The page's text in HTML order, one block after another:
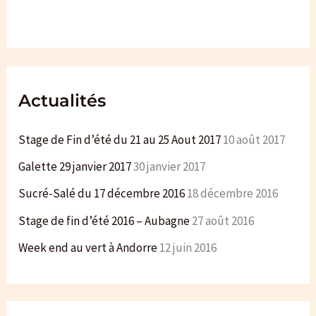
e
:
Actualités
Stage de Fin d’été du 21 au 25 Aout 201710 août 2017
Galette 29 janvier 201730 janvier 2017
Sucré-Salé du 17 décembre 201618 décembre 2016
Stage de fin d’été 2016 – Aubagne27 août 2016
Week end au vert à Andorre12 juin 2016